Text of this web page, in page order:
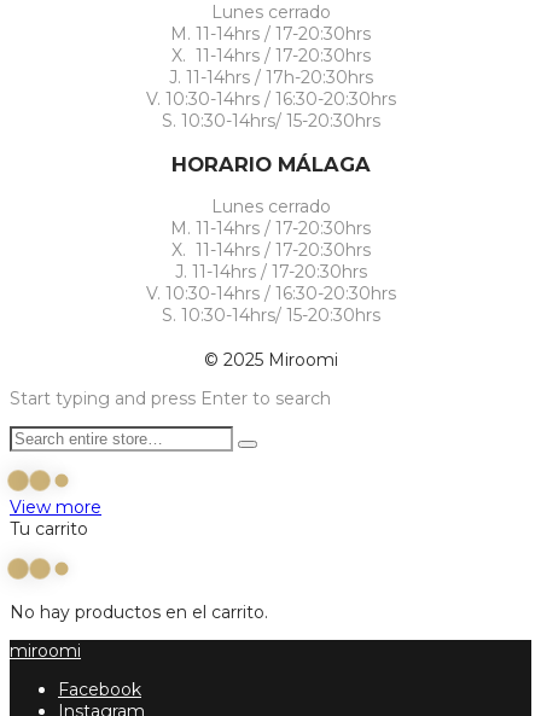
Lunes cerrado
M. 11-14hrs / 17-20:30hrs
X. 11-14hrs / 17-20:30hrs
J. 11-14hrs / 17h-20:30hrs
V. 10:30-14hrs / 16:30-20:30hrs
S. 10:30-14hrs/ 15-20:30hrs
HORARIO MÁLAGA
Lunes cerrado
M. 11-14hrs / 17-20:30hrs
X. 11-14hrs / 17-20:30hrs
J. 11-14hrs / 17-20:30hrs
V. 10:30-14hrs / 16:30-20:30hrs
S. 10:30-14hrs/ 15-20:30hrs
© 2025 Miroomi
Start typing and press Enter to search
View more
Tu carrito
No hay productos en el carrito.
miroomi
Facebook
Instagram